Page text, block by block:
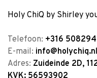
Holy ChiQ by Shirley
Telefoon: +316
E-mail: info@holychiq.nl
Adres: Zuideinde 2D,